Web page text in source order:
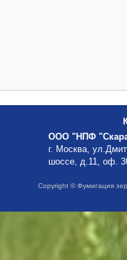
ООО "НПФ
г. Москва,
шоссе, д.11, оф.
Copyright © Фумигация